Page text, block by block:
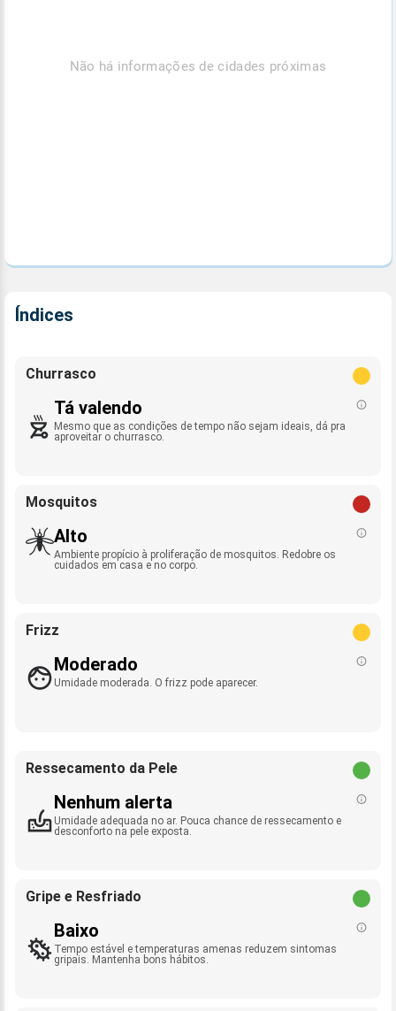
Não há informações de cidades próximas
Índices
Churrasco
Tá valendo
Mesmo que as condições de tempo não sejam ideais, dá pra
aproveitar o churrasco.
Mosquitos
Alto
Ambiente propício à proliferação de mosquitos. Redobre os
cuidados em casa e no corpo.
Frizz
Moderado
Umidade moderada. O frizz pode aparecer.
Ressecamento da Pele
Nenhum alerta
Umidade adequada no ar. Pouca chance de ressecamento e
desconforto na pele exposta.
Gripe e Resfriado
Baixo
Tempo estável e temperaturas amenas reduzem sintomas
gripais. Mantenha bons hábitos.